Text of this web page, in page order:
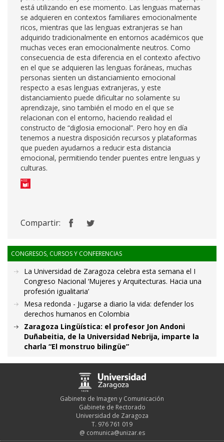
está utilizando en ese momento. Las lenguas maternas
se adquieren en contextos familiares emocionalmente
ricos, mientras que las lenguas extranjeras se han
adquirido tradicionalmente en entornos académicos que
muchas veces eran emocionalmente neutros. Como
consecuencia de esta diferencia en el contexto afectivo
en el que se adquieren las lenguas foráneas, muchas
personas sienten un distanciamiento emocional
respecto a esas lenguas extranjeras, y este
distanciamiento puede dificultar no solamente su
aprendizaje, sino también el modo en el que se
relacionan con el entorno, haciendo realidad el
constructo de “diglosia emocional”. Pero hoy en día
tenemos a nuestra disposición recursos y plataformas
que pueden ayudarnos a reducir esta distancia
emocional, permitiendo tender puentes entre lenguas y
culturas.
Compartir:
CONGRESOS, CURSOS Y CONFERENCIAS
La Universidad de Zaragoza celebra esta semana el I
Congreso Nacional ‘Mujeres y Arquitecturas. Hacia una
profesión igualitaria’
Mesa redonda - Jugarse a diario la vida: defender los
derechos humanos en Colombia
Zaragoza Lingüística: el profesor Jon Andoni
Duñabeitia, de la Universidad Nebrija, imparte la
charla “El monstruo bilingüe”
Gabinete de Imagen y Comunicación
Gabinete de Rectorado
Universidad de Zaragoza
T. 976 761 019
@ comunica@unizar.es